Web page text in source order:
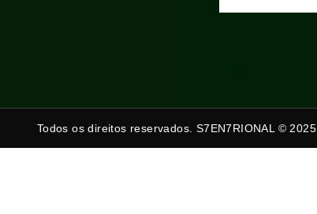
Todos os direitos reservados. S7EN7RIONAL © 2025